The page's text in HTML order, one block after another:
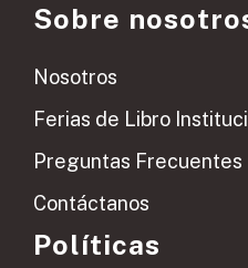
Sobre
Nosotros
Ferias de Libro
Preguntas Frecuentes
Contáctanos
Políticas